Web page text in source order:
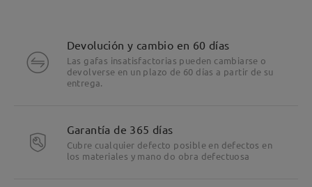
Devolución y cambio en 60 días
Las gafas insatisfactorias pueden cambiarse o
devolverse en un plazo de 60 días a partir de su
entrega.
Garantía de 365 días
Cubre cualquier defecto posible en defectos en
los materiales y mano do obra defectuosa